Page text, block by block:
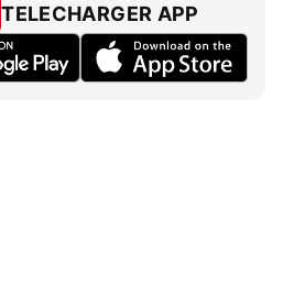
TELECHARGER APP